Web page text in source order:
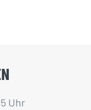
Uhr